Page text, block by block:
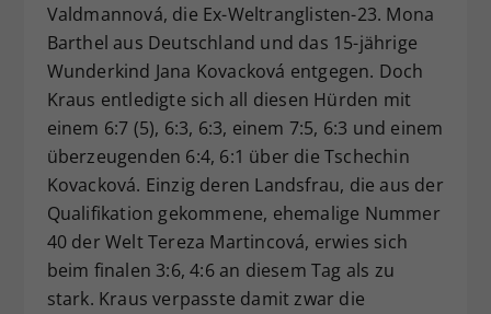
Valdmannová, die Ex-Weltranglisten-23. Mona
Barthel aus Deutschland und das 15-jährige
Wunderkind Jana Kovacková entgegen. Doch
Kraus entledigte sich all diesen Hürden mit
einem 6:7 (5), 6:3, 6:3, einem 7:5, 6:3 und einem
überzeugenden 6:4, 6:1 über die Tschechin
Kovacková. Einzig deren Landsfrau, die aus der
Qualifikation gekommene, ehemalige Nummer
40 der Welt Tereza Martincová, erwies sich
beim finalen 3:6, 4:6 an diesem Tag als zu
stark. Kraus verpasste damit zwar die